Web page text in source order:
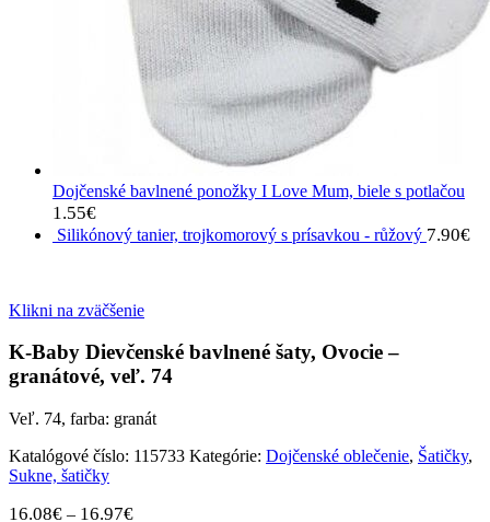
Dojčenské bavlnené ponožky I Love Mum, biele s potlačou
1.55€
Silikónový tanier, trojkomorový s prísavkou - růžový 7.90€
Klikni na zväčšenie
K-Baby Dievčenské bavlnené šaty, Ovocie –
granátové, veľ. 74
Veľ. 74, farba: granát
Katalógové číslo: 115733 Kategórie: Dojčenské oblečenie, Šatičky,
Sukne, šatičky
16.08€ – 16.97€